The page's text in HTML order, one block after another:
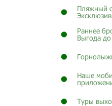
Пляжный
Раннее
Выгода
Наше
Туры